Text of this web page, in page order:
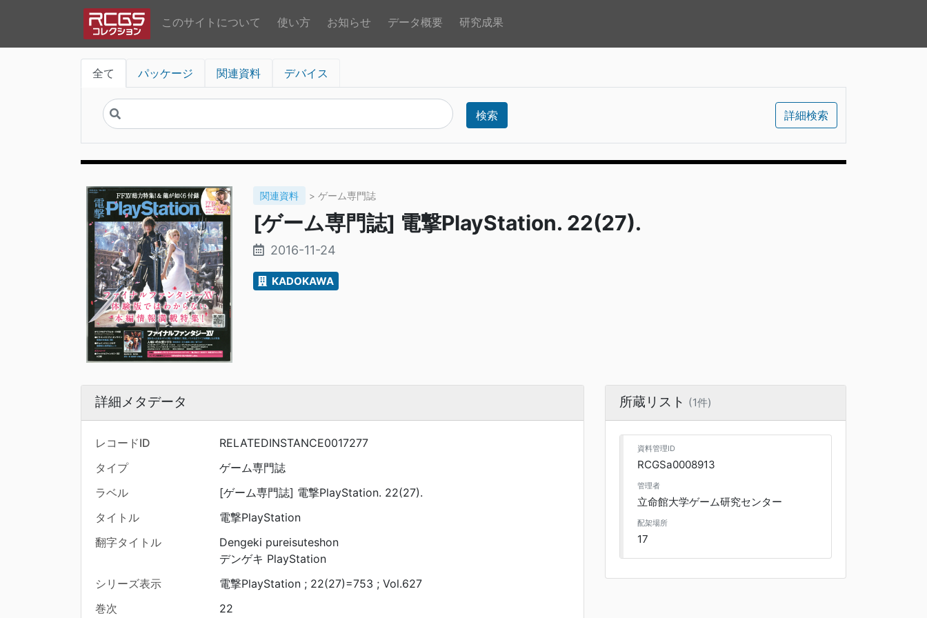
このサイトについて 使い方 お知らせ データ概要 研究成果
全て パッケージ 関連資料 デバイス
検索 詳細検索
関連資料 > ゲーム専門誌
[ゲーム専門誌] 電撃PlayStation. 22(27).
2016-11-24
KADOKAWA
詳細メタデータ
レコードID
RELATEDINSTANCE0017277
タイプ
ゲーム専門誌
ラベル
[ゲーム専門誌] 電撃PlayStation. 22(27).
タイトル
電撃PlayStation
翻字タイトル
Dengeki pureisuteshon
デンゲキ PlayStation
シリーズ表示
電撃PlayStation ; 22(27)=753 ; Vol.627
巻次
22
所蔵リスト (1件)
資料管理ID
RCGSa0008913
管理者
立命館大学ゲーム研究センター
配架場所
17